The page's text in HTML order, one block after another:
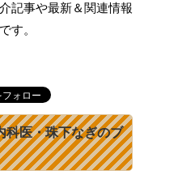
記事や最新＆関連情報
す。
科医・珠下なぎのブ